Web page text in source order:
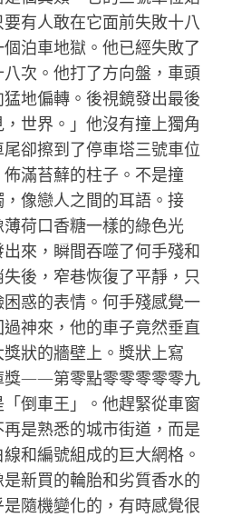
有人敢在它面前失敗十八
泊車地獄。他已經失敗了
次。他打了方向盤，車頭
地偏轉。後視鏡發出最後
世界。」他沒有撞上獨角
卻擦到了停車塔三號車位
滿苔蘚的柱子。不是撞
像戀人之間的耳語。接
荷口香糖一樣的綠色光
來，瞬間吞噬了何手殘和
後，窄巷恢復了平靜，只
惑的表情。何手殘感覺一
神來，他的車子竟然垂直
狀的牆壁上。獎狀上寫
獎——第零點零零零零零九
倒車王」。他趕緊從車窗
是熟悉的城市街道，而是
和編號組成的巨大網格。
新買的輪胎和劣質香水的
隨機變化的，有時感覺很